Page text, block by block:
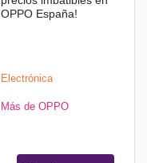
OPPO España!
Electrónica
Más de OPPO